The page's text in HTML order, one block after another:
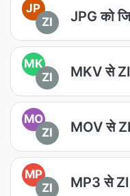
JP
ZI
JPG को
MK
ZI
MKV से
MO
ZI
MOV से
MP
ZI
MP3 से